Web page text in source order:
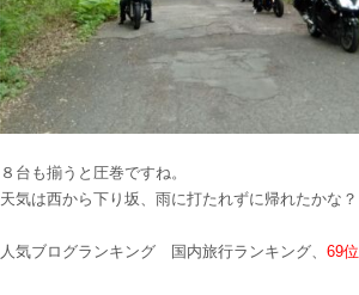
８台も揃うと圧巻ですね。
天気は西から下り坂、雨に打たれずに帰れたかな？
人気ブログランキング 国内旅行ランキング、69位